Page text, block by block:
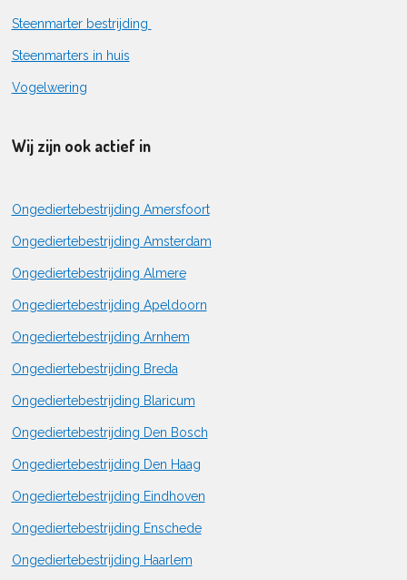
Steenmarter bestrijding
Steenmarters in huis
Vogelwering
Wij zijn ook actief in
Ongediertebestrijding Amersfoort
Ongediertebestrijding Amsterdam
Ongediertebestrijding Almere
Ongediertebestrijding Apeldoorn
Ongediertebestrijding Arnhem
Ongediertebestrijding Breda
Ongediertebestrijding Blaricum
Ongediertebestrijding Den Bosch
Ongediertebestrijding Den Haag
Ongediertebestrijding Eindhoven
Ongediertebestrijding Enschede
Ongediertebestrijding Haarlem